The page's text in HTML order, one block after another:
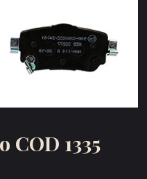
COD 1335